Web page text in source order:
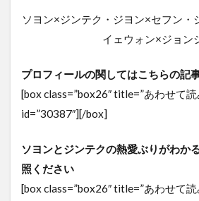
ソヨン×ジンテク・ジヨン×セフン・
イェウォン×ジョン
プロフィールの関してはこちらの記
[box class=”box26″ title=”あわせて
id=”30387″][/box]
ソヨンとジンテクの熱愛ぶりがわか
照ください
[box class=”box26″ title=”あわせて